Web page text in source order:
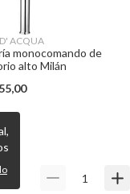
D' ACQUA
monocomando de
alto Milán
55,00